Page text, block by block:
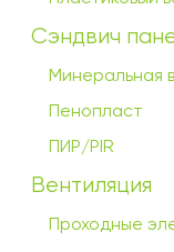
Сэндвич
Минеральная
Пенопласт
ПИР/PIR
Вентиляция
Проходные